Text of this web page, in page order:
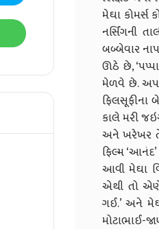
મેઘા કોમર્સ
નર્સિંગની
બબ્બેવાર
ઊઠે છે,
મેળવે છે.
ફિલસૂફીના
કાલે મરી
અને ખરેખર
ફિલ્મ
આવી મેઘા
એથી તો એણે
ગઈ.’ અને
મોટાભાઈ-